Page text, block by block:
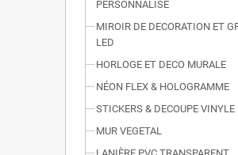
PERSONNALISÉ
MIROIR DE DECORATION ET
LED
HORLOGE ET DECO MURALE
NÉON FLEX & HOLOGRAMME
STICKERS & DECOUPE VINYLE
MUR VEGETAL